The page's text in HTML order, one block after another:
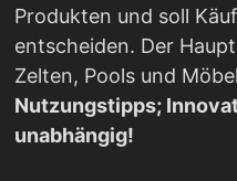
Produkten und soll
entscheiden. Der
Zelten, Pools und
Nutzungstipps;
unabhängig!